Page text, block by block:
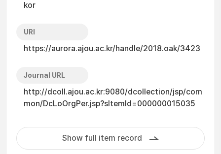
kor
URI
https://aurora.ajou.ac.kr/handle/2018.oak/3423
Journal URL
http://dcoll.ajou.ac.kr:9080/dcollection/jsp/com
mon/DcLoOrgPer.jsp?sItemId=000000015035
Show full item record